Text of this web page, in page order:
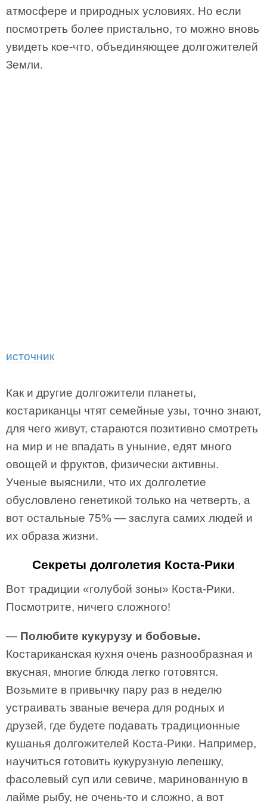
атмосфере и природных условиях. Но если
посмотреть более пристально, то можно вновь
увидеть кое-что, объединяющее долгожителей
Земли.
источник
Как и другие долгожители планеты,
костариканцы чтят семейные узы, точно знают,
для чего живут, стараются позитивно смотреть
на мир и не впадать в уныние, едят много
овощей и фруктов, физически активны.
Ученые выяснили, что их долголетие
обусловлено генетикой только на четверть, а
вот остальные 75% — заслуга самих людей и
их образа жизни.
Секреты долголетия Коста-Рики
Вот традиции «голубой зоны» Коста-Рики.
Посмотрите, ничего сложного!
— Полюбите кукурузу и бобовые.
Костариканская кухня очень разнообразная и
вкусная, многие блюда легко готовятся.
Возьмите в привычку пару раз в неделю
устраивать званые вечера для родных и
друзей, где будете подавать традиционные
кушанья долгожителей Коста-Рики. Например,
научиться готовить кукурузную лепешку,
фасолевый суп или севиче, маринованную в
лайме рыбу, не очень-то и сложно, а вот